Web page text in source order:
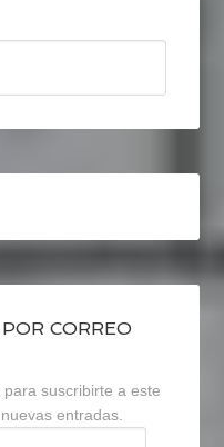
CORREO
suscribirte a este
entradas.